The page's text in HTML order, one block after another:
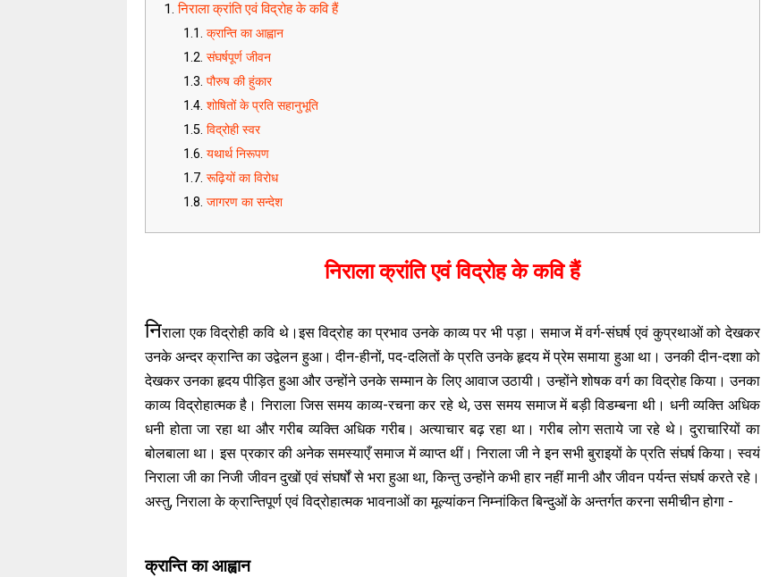
निराला क्रांति एवं विद्रोह के कवि हैं
क्रान्ति का आह्वान
संघर्षपूर्ण जीवन
पौरुष की हुंकार
शोषितों के प्रति सहानुभूति
विद्रोही स्वर
यथार्थ निरूपण
रूढ़ियों का विरोध
जागरण का सन्देश
निराला क्रांति एवं विद्रोह के कवि हैं
निराला एक विद्रोही कवि थे।इस विद्रोह का प्रभाव उनके काव्य पर भी पड़ा। समाज में वर्ग-संघर्ष एवं कुप्रथाओं को देखकर
उनके अन्दर क्रान्ति का उद्वेलन हुआ। दीन-हीनों, पद-दलितों के प्रति उनके हृदय में प्रेम समाया हुआ था। उनकी दीन-दशा को
देखकर उनका हृदय पीड़ित हुआ और उन्होंने उनके सम्मान के लिए आवाज उठायी। उन्होंने शोषक वर्ग का विद्रोह किया। उनका
काव्य विद्रोहात्मक है। निराला जिस समय काव्य-रचना कर रहे थे, उस समय समाज में बड़ी विडम्बना थी। धनी व्यक्ति अधिक
धनी होता जा रहा था और गरीब व्यक्ति अधिक गरीब। अत्याचार बढ़ रहा था। गरीब लोग सताये जा रहे थे। दुराचारियों का
बोलबाला था। इस प्रकार की अनेक समस्याएँ समाज में व्याप्त थीं। निराला जी ने इन सभी बुराइयों के प्रति संघर्ष किया। स्वयं
निराला जी का निजी जीवन दुखों एवं संघर्षों से भरा हुआ था, किन्तु उन्होंने कभी हार नहीं मानी और जीवन पर्यन्त संघर्ष करते रहे।
अस्तु, निराला के क्रान्तिपूर्ण एवं विद्रोहात्मक भावनाओं का मूल्यांकन निम्नांकित बिन्दुओं के अन्तर्गत करना समीचीन होगा -
क्रान्ति का आह्वान